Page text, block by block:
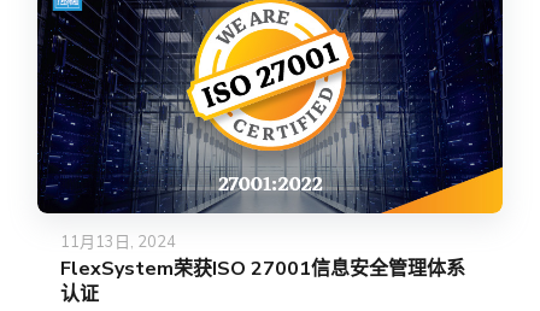
11月13日, 2024
FlexSystem荣获ISO 27001信息安全管理体系
认证